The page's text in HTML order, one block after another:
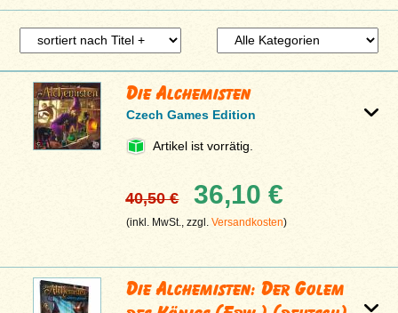
Die Alchemisten
Czech Games Edition
Artikel ist vorrätig.
40,50 € 36,10 €
(inkl. MwSt., zzgl.Versandkosten)
Die Alchemisten: Der Golem